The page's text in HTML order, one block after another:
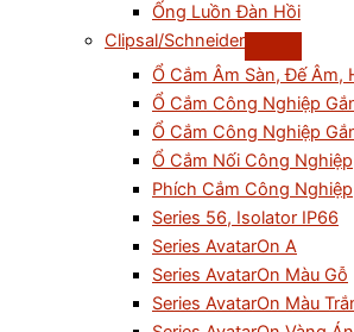
Ống Luồn Đàn Hồi
Clipsal/Schneider
Ổ Cắm Âm Sàn, Đế Âm,
Ổ Cắm Công Nghiệp
Ổ Cắm Công Nghiệp
Ổ Cắm Nối Công Nghiệp
Phích Cắm Công Nghiệp
Series 56, Isolator IP66
Series AvatarOn A
Series AvatarOn Màu Gỗ
Series AvatarOn Màu